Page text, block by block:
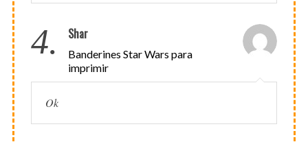
4. Shar
Banderines Star Wars para
imprimir
Ok